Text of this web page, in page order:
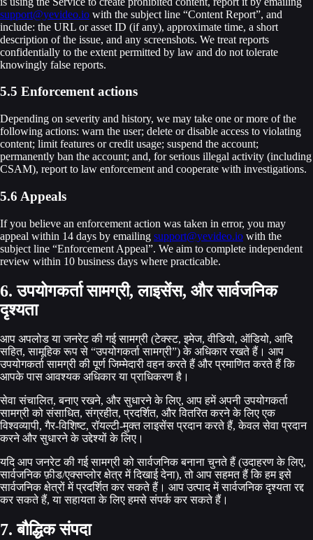
support@yevideo.io with the subject line “Content Report”, and
include: the URL or asset ID (if any), approximate time, a short
description of the issue, and any screenshots. We treat reports
confidentially to the extent permitted by law and do not tolerate
knowingly false reports.
5.5 Enforcement actions
Depending on severity and history, we may take one or more of the
following actions: warn the user; delete or disable access to violating
content; limit features or credit usage; suspend the account;
permanently ban the account; and, for serious illegal activity (including
CSAM), report to law enforcement and cooperate with investigations.
5.6 Appeals
If you believe an enforcement action was taken in error, you may
appeal within 14 days by emailing support@yevideo.io with the
subject line “Enforcement Appeal”. We aim to complete independent
review within 10 business days where practicable.
6. उपयोगकर्ता सामग्री, लाइसेंस, और सार्वजनिक
दृश्यता
आप अपलोड या जनरेट की गई सामग्री (टेक्स्ट, इमेज, वीडियो, ऑडियो, आदि
सहित, सामूहिक रूप से “उपयोगकर्ता सामग्री”) के अधिकार रखते हैं। आप
उपयोगकर्ता सामग्री की पूर्ण जिम्मेदारी वहन करते हैं और प्रमाणित करते हैं कि
आपके पास आवश्यक अधिकार या प्राधिकरण है।
सेवा संचालित, बनाए रखने, और सुधारने के लिए, आप हमें अपनी उपयोगकर्ता
सामग्री को संसाधित, संग्रहीत, प्रदर्शित, और वितरित करने के लिए एक
विश्वव्यापी, गैर-विशिष्ट, रॉयल्टी-मुक्त लाइसेंस प्रदान करते हैं, केवल सेवा प्रदान
करने और सुधारने के उद्देश्यों के लिए।
यदि आप जनरेट की गई सामग्री को सार्वजनिक बनाना चुनते हैं (उदाहरण के लिए,
सार्वजनिक फ़ीड/एक्सप्लोर क्षेत्र में दिखाई देना), तो आप सहमत हैं कि हम इसे
सार्वजनिक क्षेत्रों में प्रदर्शित कर सकते हैं। आप उत्पाद में सार्वजनिक दृश्यता रद्द
कर सकते हैं, या सहायता के लिए हमसे संपर्क कर सकते हैं।
7. बौद्धिक संपदा